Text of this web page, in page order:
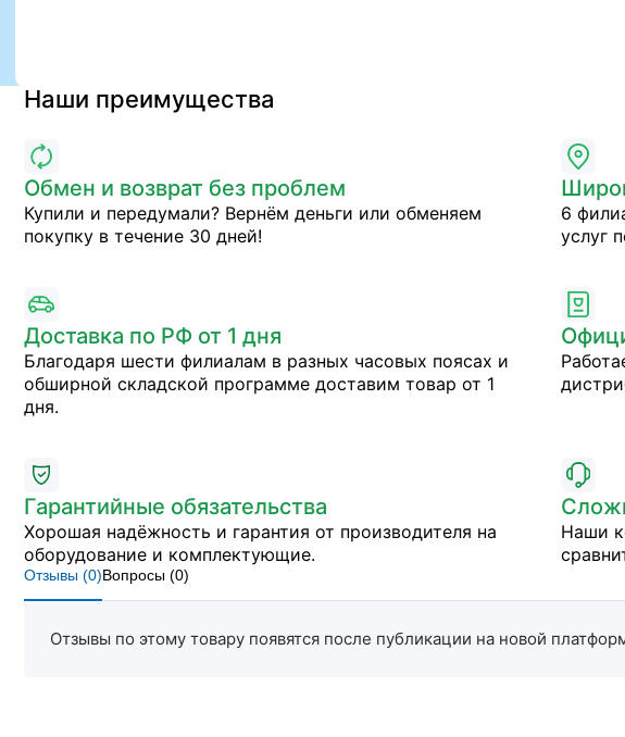
Наши преимущества
Обмен и возврат без проблем
Купили и передумали? Вернём деньги или обменяем
покупку в течение 30 дней!
6
услуг
Доставка по РФ от 1 дня
Благодаря шести филиалам в разных часовых поясах и
обширной складской программе доставим товар от 1
дня.
Гарантийные обязательства
Хорошая надёжность и гарантия от производителя на
оборудование и комплектующие.
Наши
Отзывы (0)Вопросы (0)
Отзывы по этому товару появятся после публикации на новой